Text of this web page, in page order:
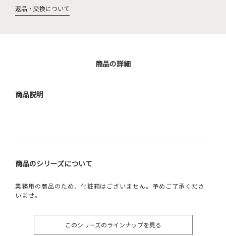
返品・交換について
商品の詳細
商品説明
商品のシリーズについて
業務用の商品のため、化粧箱はございません。予めご了承くださ
いませ。
このシリーズのラインナップを見る